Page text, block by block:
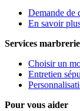
Demande de
En savoir
Services marbrerie
Choisir un
Entretien
Pour vous aider